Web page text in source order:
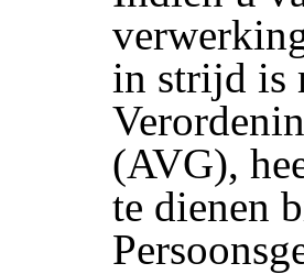
in strijd is
(AVG),
te dienen